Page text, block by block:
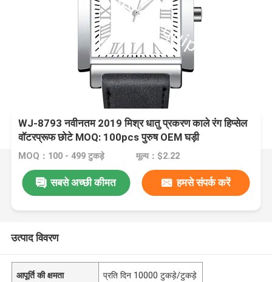
WJ-8793 नवीनतम 2019 मिश्र धातु प्रकरण काले रंग हिप्सेल
वॉटरप्रूफ छोटे MOQ: 100pcs पुरुष OEM घड़ी
MOQ：100 - 499 टुकड़े मूल्य：$2.22
सबसे अच्छी कीमत हमसे संपर्क करें
उत्पाद विवरण
आपूर्ति की क्षमता प्रति दिन 10000 टुकड़े/टुकड़े